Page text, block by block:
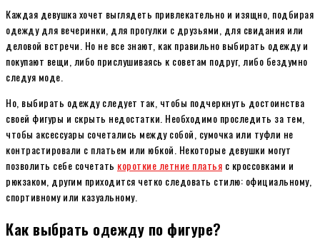
Каждая девушка хочет выглядеть привлекательно и изящно, подбирая
одежду для вечеринки, для прогулки с друзьями, для свидания или
деловой встречи. Но не все знают, как правильно выбирать одежду и
покупают вещи, либо прислушиваясь к советам подруг, либо бездумно
следуя моде.
Но, выбирать одежду следует так, чтобы подчеркнуть достоинства
своей фигуры и скрыть недостатки. Необходимо проследить за тем,
чтобы аксессуары сочетались между собой, сумочка или туфли не
контрастировали с платьем или юбкой. Некоторые девушки могут
позволить себе сочетать короткие летние платья с кроссовками и
рюкзаком, другим приходится четко следовать стилю: официальному,
спортивному или казуальному.
Как выбрать одежду по фигуре?